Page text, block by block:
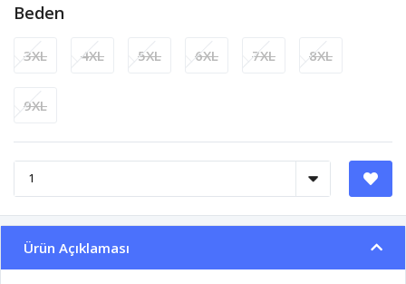
Beden
3XL 4XL 5XL 6XL 7XL 8XL
9XL
Ürün Açıklaması